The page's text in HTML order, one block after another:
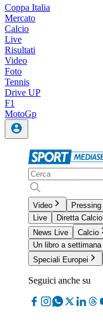
Coppa Italia
Mercato
Calcio
Live
Risultati
Video
Foto
Tennis
Drive UP
F1
MotoGp
Video Pressing
Live
Diretta Calcio
News Live
Calcio
Un libro a settimana
Speciali Europei
Seguici anche su